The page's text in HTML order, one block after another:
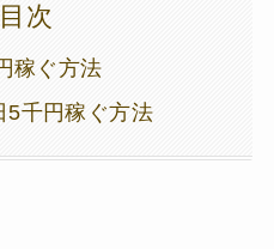
目次
稼ぐ方法
5千円稼ぐ方法